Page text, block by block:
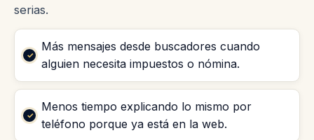
serias.
Más mensajes desde buscadores cuando
alguien necesita impuestos o nómina.
Menos tiempo explicando lo mismo por
teléfono porque ya está en la web.